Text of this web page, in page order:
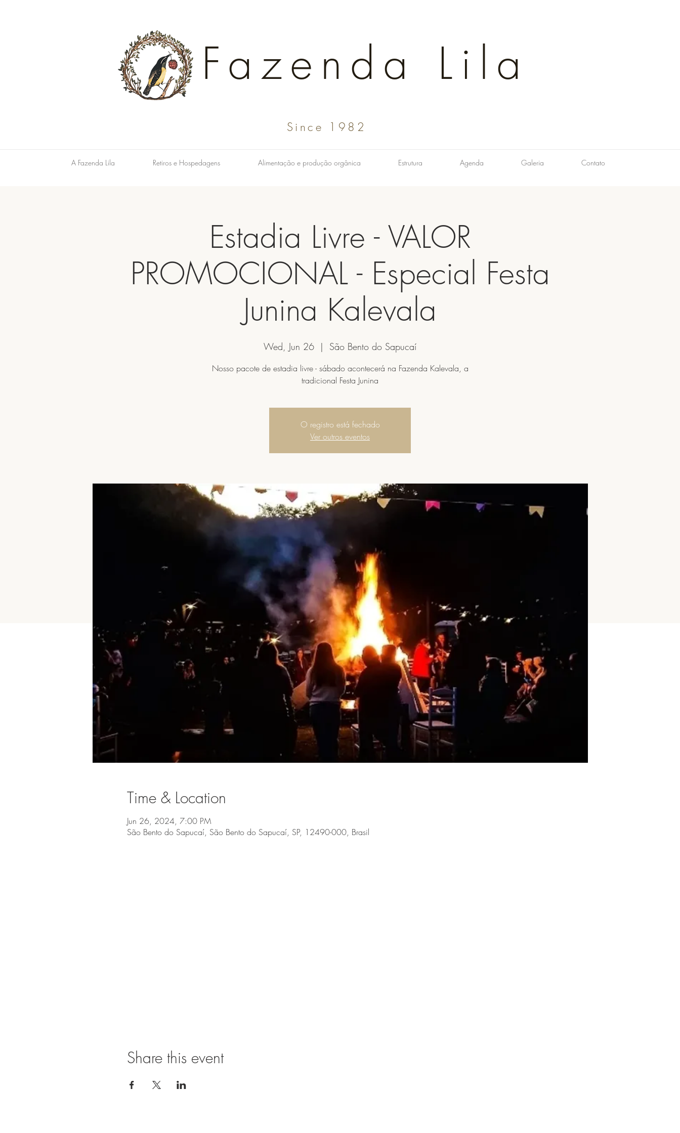
Fazenda Lila
Since 1982
A Fazenda Lila Retiros e Hospedagens Alimentação e produção orgânica Estrutura Agenda Galeria Contato
Estadia Livre - VALOR
PROMOCIONAL - Especial Festa
Junina Kalevala
Wed, Jun 26
  |
São Bento do Sapucaí
Nosso pacote de estadia livre - sábado acontecerá na Fazenda Kalevala, a
tradicional Festa Junina
O registro está fechado
Ver outros eventos
Time & Location
Jun 26, 2024, 7:00 PM
São Bento do Sapucaí, São Bento do Sapucaí, SP, 12490-000, Brasil
Share this event